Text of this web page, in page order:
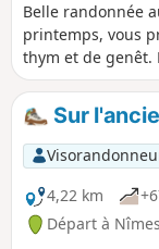
Belle randonnée
printemps, vous
thym et de genêt.
plusieurs points
Sur
4,22 km
Départ à